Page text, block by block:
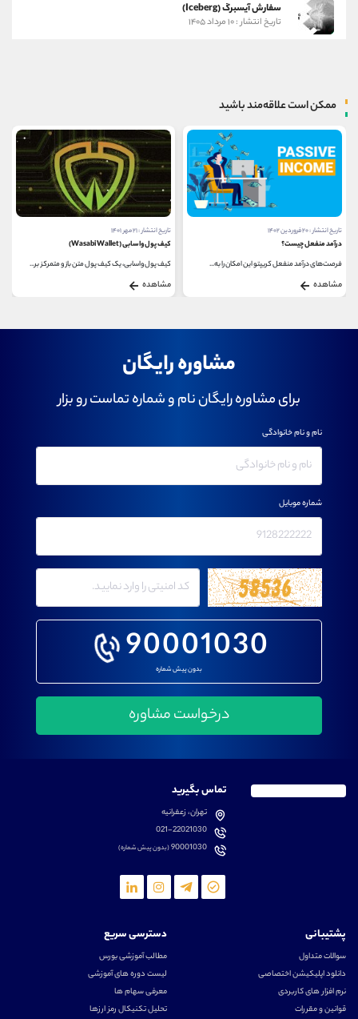
سفارش آیسبرگ (Iceberg)
تاریخ انتشار : ۱۰ مرداد ۱۴۰۵
ممکن است علاقه‌مند باشید
تاریخ انتشار : ۲۰ فروردین ۱۴۰۲
درآمد منفعل چیست؟
فرصت‌های درآمد منفعل کریپتو این امکان را به...
مشاهده
تاریخ انتشار : ۲۱ مهر ۱۴۰۱
کیف پول واسابی (Wasabi Wallet)
کیف پول واسابی، یک کیف پول متن باز و متمرکز بر...
مشاهده
مشاوره رایگان
برای مشاوره رایگان نام و شماره تماست رو بزار
90001030
بدون پیش شماره
نام و نام خانوادگی
شماره موبایل
تماس بگیرید
تهران، زعفرانیه
021-22021030
90001030(بدون پیش شماره)
پشتیبانی
سوالات متداول
دانلود اپلیکیشن اختصاصی
نرم افزار های کاربردی
قوانین و مقررات
دسترسی سریع
مطالب آموزشی بورس
لیست دوره های آموزشی
معرفی سهام ها
تحلیل تکنیکال رمز ارزها